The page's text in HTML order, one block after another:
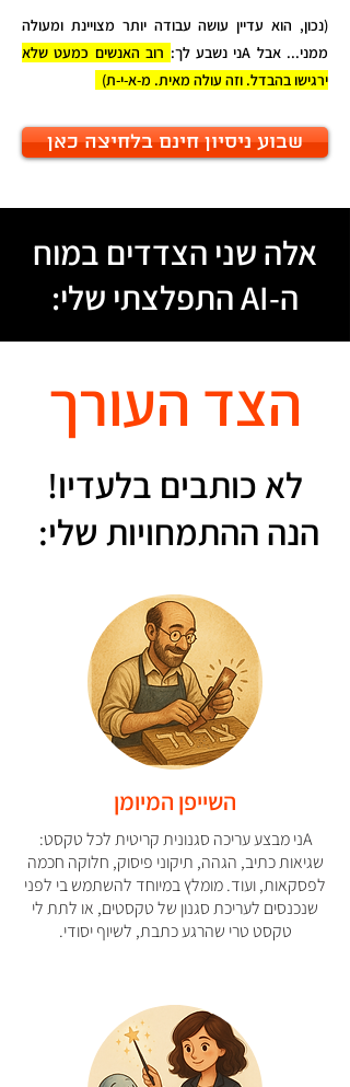
(נכון, הוא עדיין עושה עבודה יותר מצויינת ומעולה
ממני... אבל Aני נשבע לך:
רוב האנשים כמעט שלא
ירגישו בהבדל. וזה עולה מאית. מ-א-י-ת)
שבוע ניסיון חינם בלחיצה כאן
אלה שני הצדדים במוח
ה-AI התפלצתי שלי:
הצד העורך
לא כותבים בלעדיו!
הנה ההתמחויות שלי:
השייפן המיומן
Aני מבצע עריכה סגנונית קריטית לכל טקסט:
שגיאות כתיב, הגהה, תיקוני פיסוק, חלוקה חכמה
לפסקאות, ועוד. מומלץ במיוחד להשתמש בי לפני
שנכנסים לעריכת סגנון של טקסטים, או לתת לי
טקסט טרי שהרגע כתבת, לשיוף יסודי.